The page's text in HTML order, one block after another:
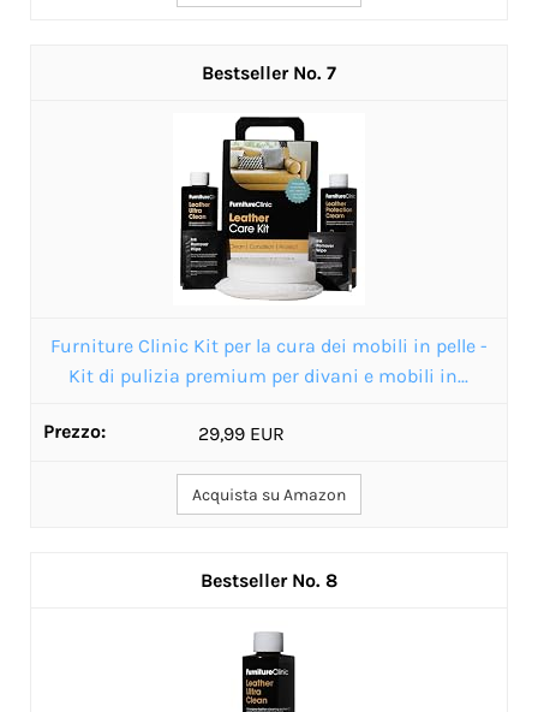
7
Furniture Clinic Kit per la cura dei mobili in pelle -
Kit di pulizia premium per divani e mobili in...
29,99 EUR
Acquista su Amazon
8